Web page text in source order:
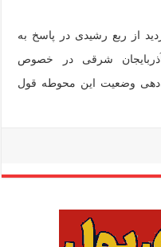
از ربع رشیدی در پاسخ به
شرقی در خصوص
وضعیت این محوطه قول